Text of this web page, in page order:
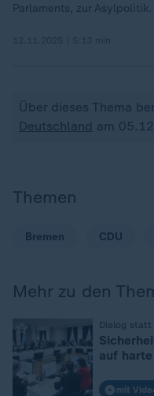
Parlaments, zur Asylpolitik.
Über dieses Thema
Deutschland am
Themen
Bremen CDU
Mehr zu den
Dialog statt
auf
mit